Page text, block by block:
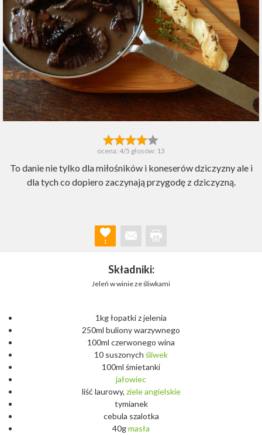
ocena: 4/5 głosów: 13
To danie nie tylko dla miłośników i koneserów dziczyzny ale i
dla tych co dopiero zaczynają przygodę z dziczyzną.
1
Składniki:
Jeleń w winie ze śliwkami
1kg łopatki z jelenia
250ml buliony warzywnego
100ml czerwonego wina
10 suszonych śliwek
100ml śmietanki
jałowiec
liść laurowy, ziele angielskie
tymianek
cebula szalotka
40gmasła